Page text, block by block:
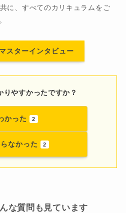
に、すべてのカリキュラムをご
スターインタビュー
りやすかったですか？
かった 2
なかった 2
な質問も見ています